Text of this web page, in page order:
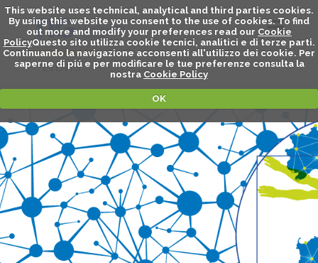
This website uses technical, analytical and third parties cookies.
By using this website you consent to the use of cookies. To find
out more and modify your preferences read our Cookie
PolicyQuesto sito utilizza cookie tecnici, analitici e di terze parti.
Continuando la navigazione acconsenti all'utilizzo dei cookie. Per
saperne di piú e per modificare le tue preferenze consulta la
nostra Cookie Policy
OK
EVENTS